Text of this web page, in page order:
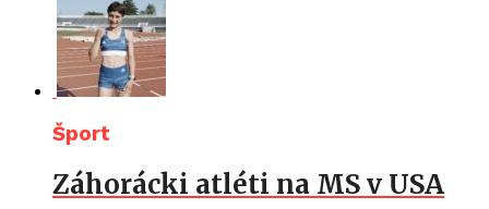
Šport
Záhorácki atléti na MS v USA